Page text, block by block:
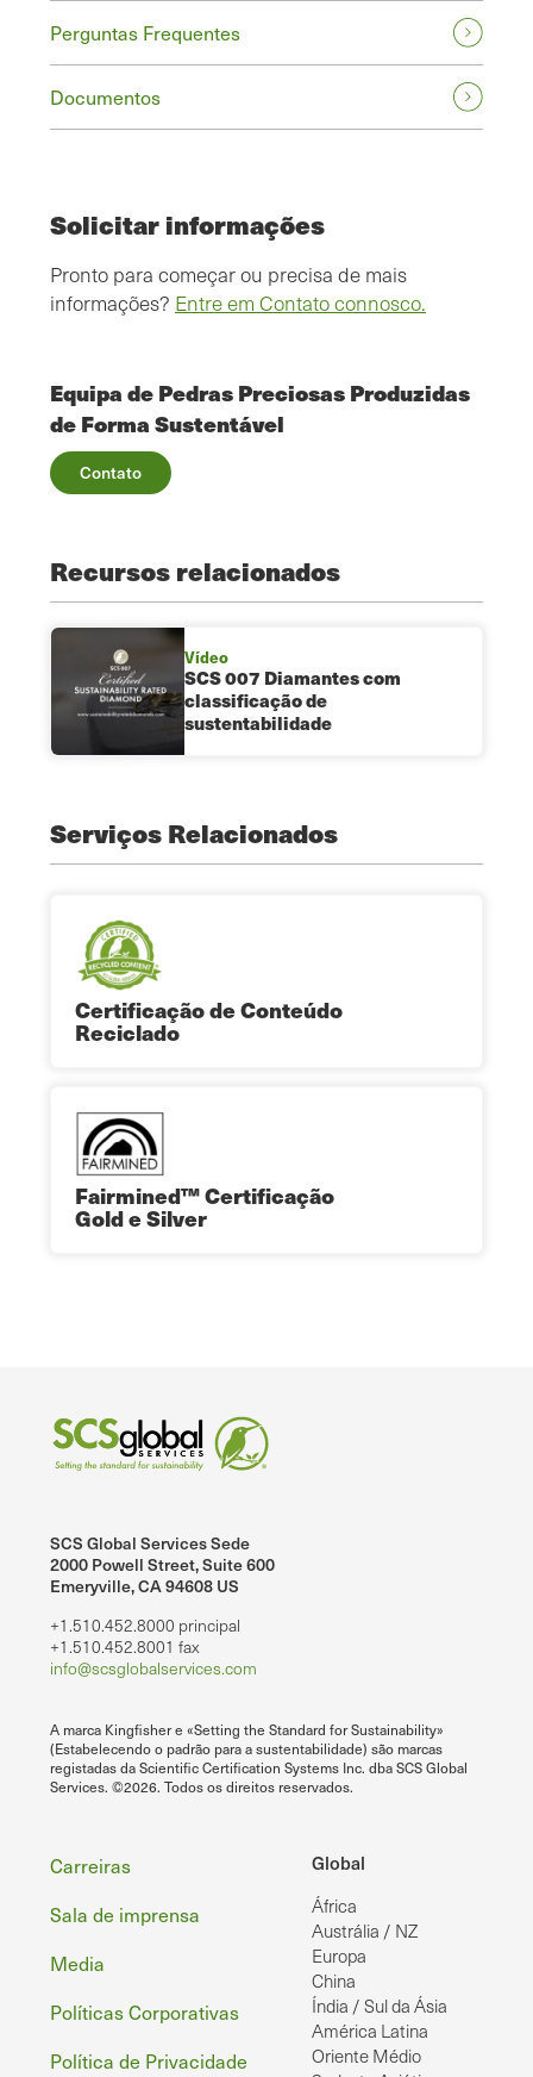
Perguntas Frequentes
Documentos
Solicitar informações
Pronto para começar ou precisa de mais
informações? Entre em Contato connosco.
Equipa de Pedras Preciosas Produzidas
de Forma Sustentável
Contato
Recursos relacionados
Vídeo
SCS 007 Diamantes com
classificação de
sustentabilidade
Serviços Relacionados
Certificação de Conteúdo
Reciclado
Fairmined™ Certificação
Gold e Silver
SCS Global Services Sede
2000 Powell Street, Suite 600
Emeryville, CA 94608 US
+1.510.452.8000 principal
+1.510.452.8001 fax
info@scsglobalservices.com
A marca Kingfisher e «Setting the Standard for Sustainability»
(Estabelecendo o padrão para a sustentabilidade) são marcas
registadas da Scientific Certification Systems Inc. dba SCS Global
Services. ©2026. Todos os direitos reservados.
Global
África
Austrália / NZ
Europa
China
Índia / Sul da Ásia
América Latina
Oriente Médio
Rodapé
Carreiras
Sala de imprensa
Media
Políticas Corporativas
Política de Privacidade